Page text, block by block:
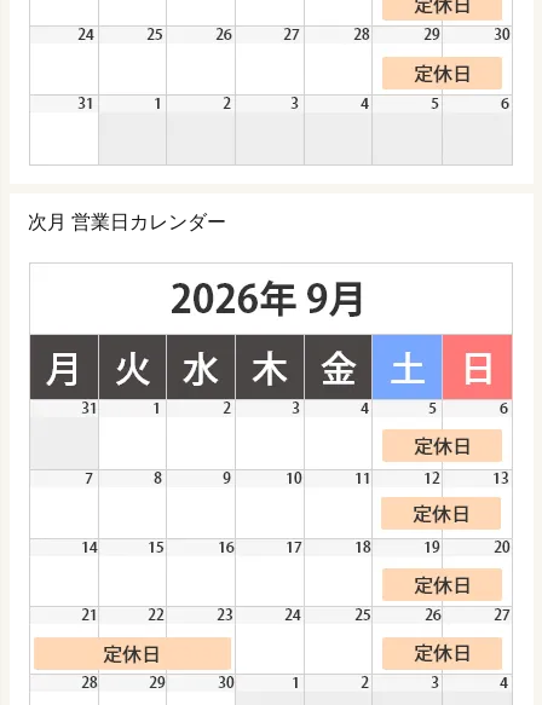
次月 営業日カレンダー